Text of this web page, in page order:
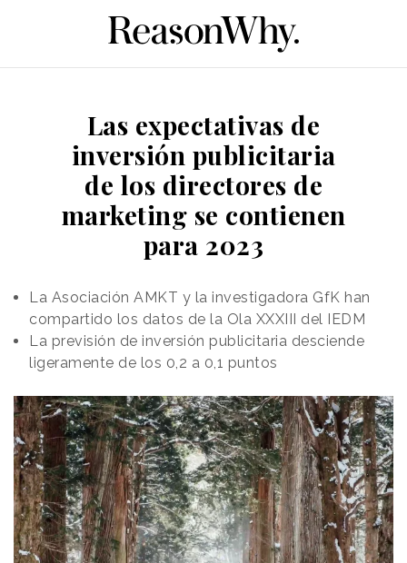
Las expectativas de
inversión publicitaria
de los directores de
marketing se contienen
para 2023
La Asociación AMKT y la investigadora GfK han
compartido los datos de la Ola XXXIII del IEDM
La previsión de inversión publicitaria desciende
ligeramente de los 0,2 a 0,1 puntos